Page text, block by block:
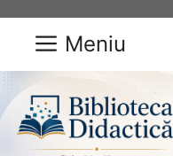
conținut Meniu